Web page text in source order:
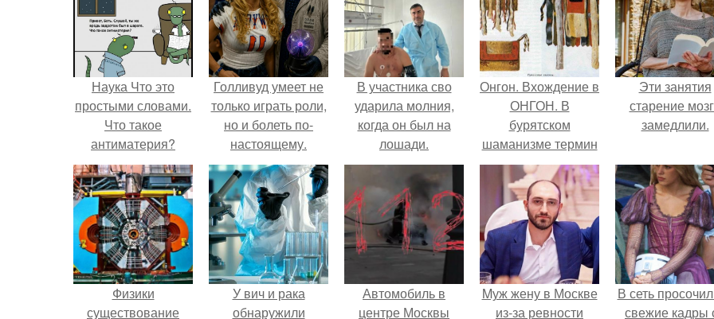
Наука Что это
простыми словами.
Что такое
антиматерия?
Голливуд умеет не
только играть роли,
но и болеть по-
настоящему.
В участника сво
ударила молния,
когда он был на
лошади.
Онгон. Вхождение в
ОНГОН. В
бурятском
шаманизме термин
онгон означает
"Божество, дух".
Эти занятия
старение
замедлили.
Физики
существование
У вич и рака
обнаружили
Автомобиль в
центре Москвы
Mуж жену в Москве
из-за ревности
В сеть
свежие кадры